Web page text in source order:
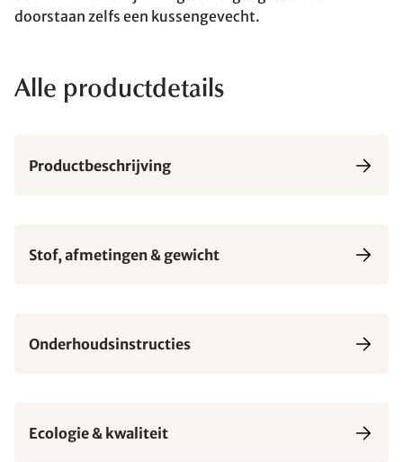
doorstaan zelfs een kussengevecht.
Alle productdetails
Productbeschrijving
Stof, afmetingen & gewicht
Onderhoudsinstructies
Ecologie & kwaliteit